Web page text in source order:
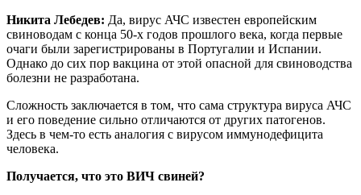
Никита Лебедев: Да, вирус АЧС известен европейским
свиноводам с конца 50-х годов прошлого века, когда первые
очаги были зарегистрированы в Португалии и Испании.
Однако до сих пор вакцина от этой опасной для свиноводства
болезни не разработана.
Сложность заключается в том, что сама структура вируса АЧС
и его поведение сильно отличаются от других патогенов.
Здесь в чем-то есть аналогия с вирусом иммунодефицита
человека.
Получается, что это ВИЧ свиней?